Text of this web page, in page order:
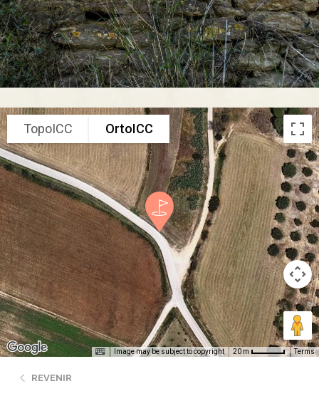
TopoICC OrtoICC
Image may be subject to copyright 20 m Terms
REVENIR